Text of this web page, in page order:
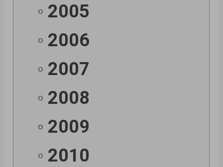
2005
2006
2007
2008
2009
2010